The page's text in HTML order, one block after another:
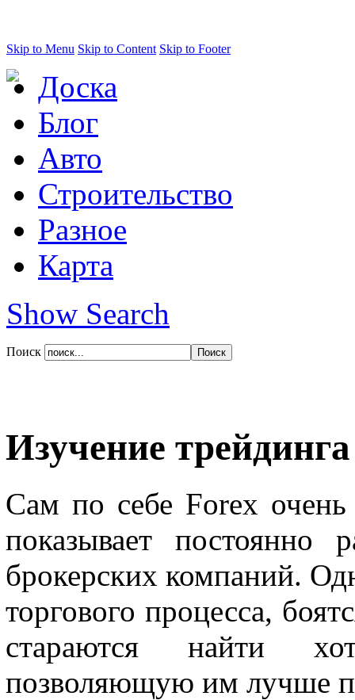
Skip to Menu Skip to Content Skip to Footer
Доска
Блог
Авто
Строительство
Разное
Карта
Show Search
Поиск
Изучение
Сам по себе Forex
показывает постоянно
брокерских компаний.
торгового процесса,
стараются найти
позволяющую им лучше